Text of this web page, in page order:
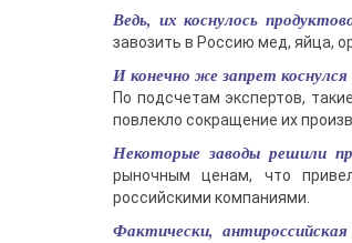
Ведь, их коснулось
завозить в Россию мед, яйца,
И конечно же запрет
По подсчетам экспертов,
повлекло сокращение их
Некоторые заводы решили
рыночным ценам, что
российскими компаниями.
Фактически,